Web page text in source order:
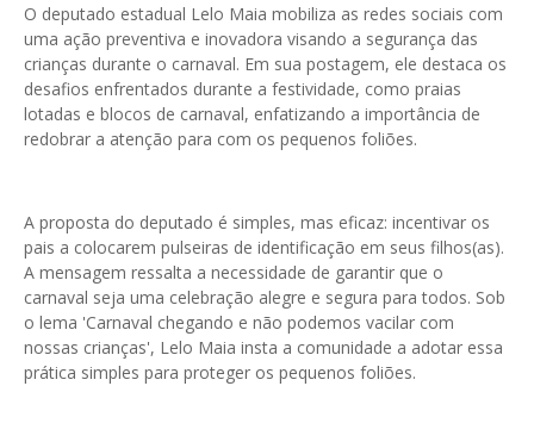
O deputado estadual Lelo Maia mobiliza as redes sociais com
uma ação preventiva e inovadora visando a segurança das
crianças durante o carnaval. Em sua postagem, ele destaca os
desafios enfrentados durante a festividade, como praias
lotadas e blocos de carnaval, enfatizando a importância de
redobrar a atenção para com os pequenos foliões.
A proposta do deputado é simples, mas eficaz: incentivar os
pais a colocarem pulseiras de identificação em seus filhos(as).
A mensagem ressalta a necessidade de garantir que o
carnaval seja uma celebração alegre e segura para todos. Sob
o lema 'Carnaval chegando e não podemos vacilar com
nossas crianças', Lelo Maia insta a comunidade a adotar essa
prática simples para proteger os pequenos foliões.